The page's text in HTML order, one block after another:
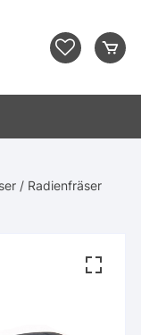
/ Radienfräser